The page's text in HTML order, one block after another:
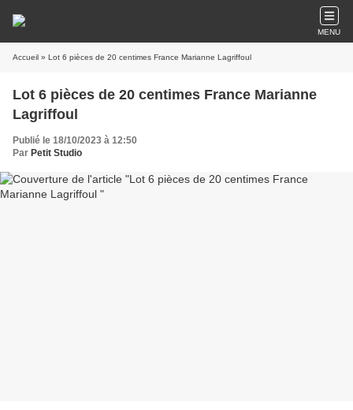
MENU
Accueil » Lot 6 pièces de 20 centimes France Marianne Lagriffoul
Lot 6 pièces de 20 centimes France Marianne
Lagriffoul
Publié le 18/10/2023 à 12:50
Par Petit Studio